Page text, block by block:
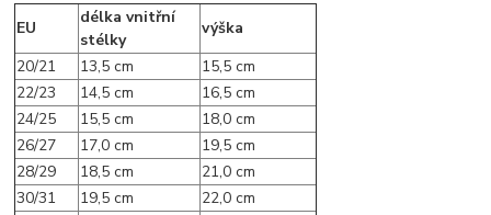
EU
délka vnitřní
stélky
výška
20/21
13,5 cm
15,5 cm
22/23
14,5 cm
16,5 cm
24/25
15,5 cm
18,0 cm
26/27
17,0 cm
19,5 cm
28/29
18,5 cm
21,0 cm
30/31
19,5 cm
22,0 cm